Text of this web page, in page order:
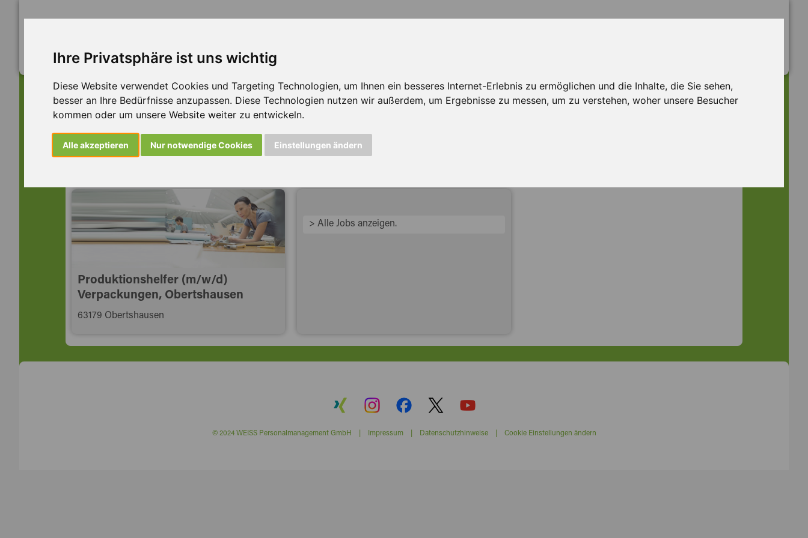
Ihre Privatsphäre ist uns wichtig
Diese Website verwendet Cookies und Targeting Technologien, um Ihnen ein besseres Internet-Erlebnis zu ermöglichen und die Inhalte, die Sie sehen,
besser an Ihre Bedürfnisse anzupassen. Diese Technologien nutzen wir außerdem, um Ergebnisse zu messen, um zu verstehen, woher unsere Besucher
kommen oder um unsere Website weiter zu entwickeln.
Alle akzeptieren Nur notwendige Cookies Einstellungen ändern
Dieser Job ist leider nicht mehr verfügbar ...
... aber vielleicht ist hier etwas dabei:
Produktionshelfer (m/w/d)
Verpackungen, Obertshausen
63179 Obertshausen
> Alle Jobs anzeigen.
© 2024 WEISS Personalmanagement GmbH | Impressum| Datenschutzhinweise| Cookie Einstellungen ändern